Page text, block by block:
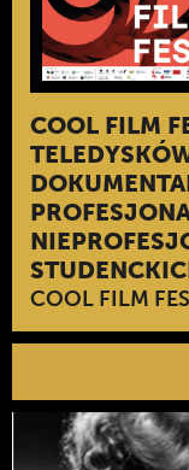
COOL FILM
COOL FILM